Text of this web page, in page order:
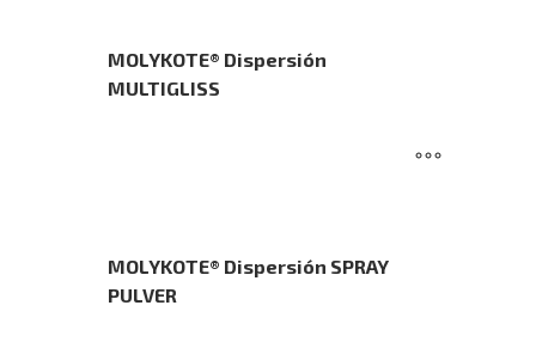
MOLYKOTE® Dispersión
MULTIGLISS
MOLYKOTE® Dispersión SPRAY
PULVER